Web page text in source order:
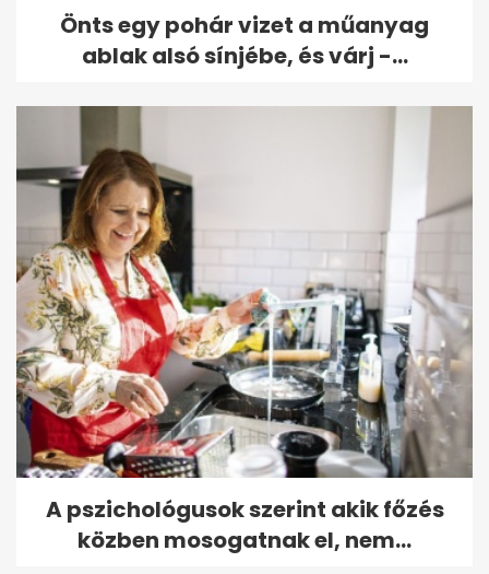
Önts egy pohár vizet a műanyag
ablak alsó sínjébe, és várj -...
A pszichológusok szerint akik főzés
közben mosogatnak el, nem...